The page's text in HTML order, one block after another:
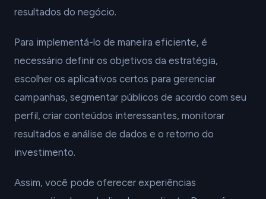
resultados do negócio.
Para implementá-lo de maneira eficiente, é
necessário definir os objetivos da estratégia,
escolher os aplicativos certos para gerenciar
campanhas, segmentar públicos de acordo com seu
perfil, criar conteúdos interessantes, monitorar
resultados e análise de dados e o retorno do
investimento.
Assim, você pode oferecer experiências